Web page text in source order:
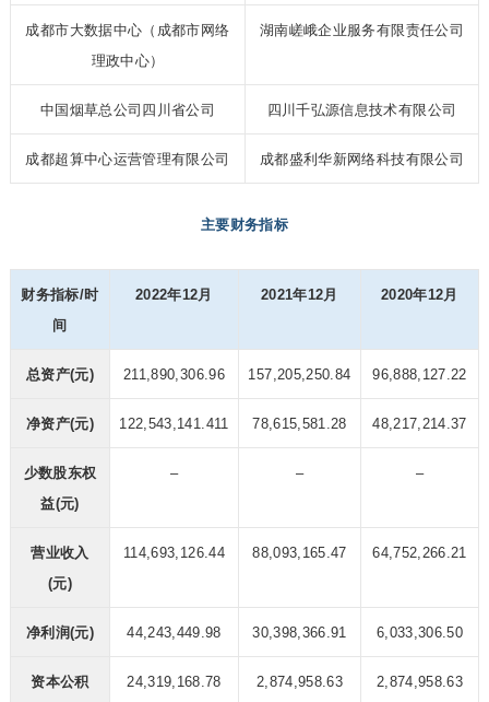
成都市大数据中心（成都市网络
理政中心）
湖南嵯峨企业服务有限责任公司
中国烟草总公司四川省公司 四川千弘源信息技术有限公司
成都超算中心运营管理有限公司 成都盛利华新网络科技有限公司
主要财务指标
财务指标/时
间
2022年12月 2021年12月 2020年12月
总资产(元) 211,890,306.96 157,205,250.84 96,888,127.22
净资产(元) 122,543,141.411 78,615,581.28 48,217,214.37
少数股东权
益(元)
– – –
营业收入
(元)
114,693,126.44 88,093,165.47 64,752,266.21
净利润(元) 44,243,449.98 30,398,366.91 6,033,306.50
资本公积
24,319,168.78 2,874,958.63 2,874,958.63